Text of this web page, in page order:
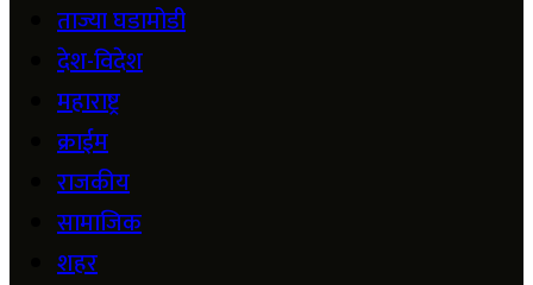
ताज्या घडामोडी
देश-विदेश
महाराष्ट्र
क्राईम
राजकीय
सामाजिक
शहर